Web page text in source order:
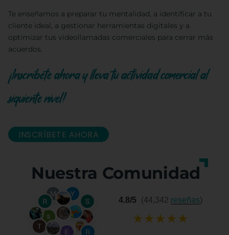
Te enseñamos a preparar tu mentalidad, a identificar a tu
cliente ideal, a gestionar herramientas digitales y a
optimizar tus videollamadas comerciales para cerrar más
acuerdos.
¡Inscríbete ahora y lleva tu actividad comercial al
siguiente nivel!
INSCRÍBETE AHORA
Nuestra Comunidad
4.8/5 (44,342 reseñas)
★★★★★